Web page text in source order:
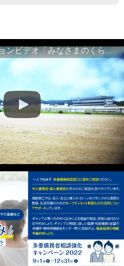
地方競馬プロモーションビデオ「みなさまのくらしのために」30秒篇｜NAR公式